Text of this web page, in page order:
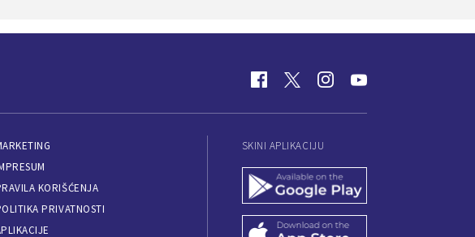
KORIŠĆENJA
PRIVATNOSTI
SKINI APLIKACIJU